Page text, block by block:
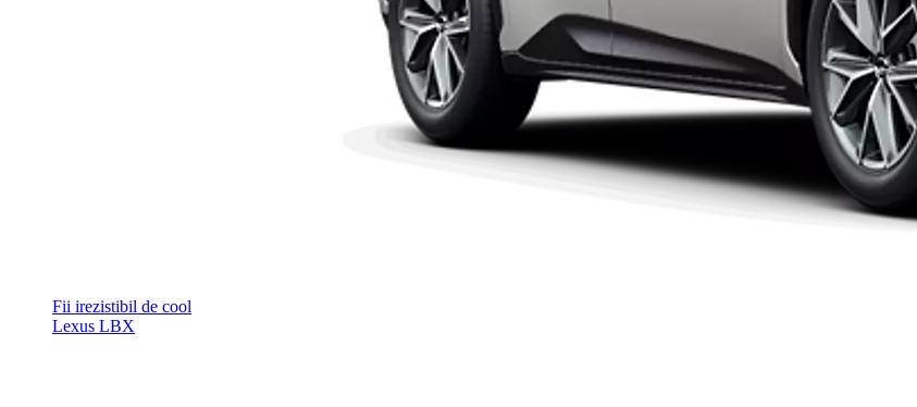
Fii irezistibil de cool
Lexus LBX